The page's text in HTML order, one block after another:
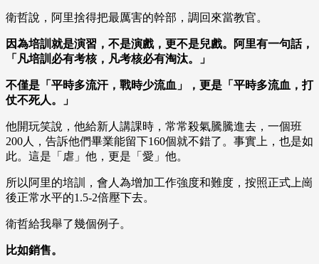
衛哲說，阿里捨得把最厲害的幹部，調回來當教官。
因為培訓就是演習，不是演戲，更不是兒戲。阿里有一句話，
「凡培訓必有考核，凡考核必有淘汰。」
不僅是「平時多流汗，戰時少流血」，更是「平時多流血，打
仗不死人。」
他開玩笑說，他給新人講課時，常常殺氣騰騰進去，一個班
200人，告訴他們畢業能留下160個就不錯了。事實上，也是如
此。這是「虐」他，更是「愛」他。
所以阿里的培訓，會人為增加工作強度和難度，按照正式上崗
後正常水平的1.5-2倍壓下去。
衛哲給我舉了幾個例子。
比如銷售。